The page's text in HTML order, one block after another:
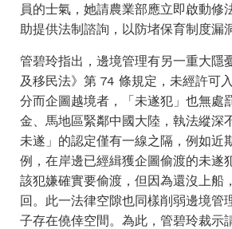
員的士氣，她請農業部應立即啟動修
助提供法制諮詢，以防堵保育制度漏
管碧玲指出，邊境管理有另一重大隱
及移民法》第 74 條規定，未經許可
分而企圖越境者，「未遂犯」也無處
金、馬地區緊鄰中國大陸，執法縱深
未遂」的認定僅有一線之隔，例如近
例，在岸邊已經緝獲企圖偷渡的未遂
該犯嫌確實要偷渡，但因為還沒上船
回。此一法律空隙也同樣削弱邊境管
子存在僥倖空間。為此，管碧玲裁示